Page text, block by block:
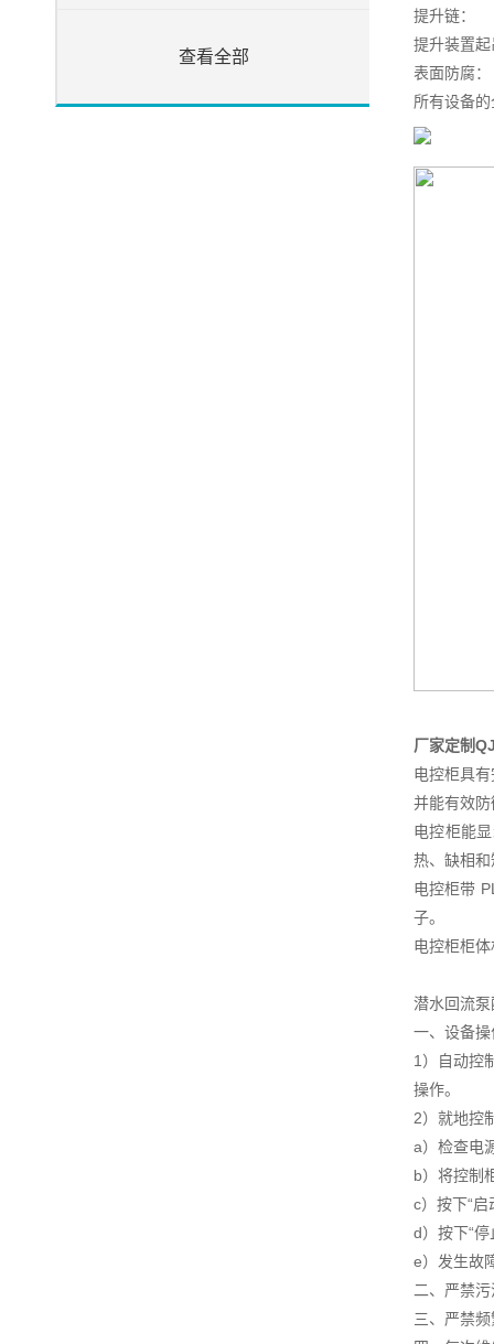
查看全部
提升链
提升装置
表面防腐
所有设备
厂家定制
电控柜具
并能有效
电控柜能
热、缺相
电控柜带
子。
电控柜柜
潜水回流
一、设备操
1）自动控
操作。
2）就地控
a）检查电
b）将控制
c）按下“
d）按下“
e）发生故
二、严禁
三、严禁